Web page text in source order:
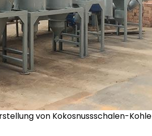
von Kokosnussschalen-Kohle